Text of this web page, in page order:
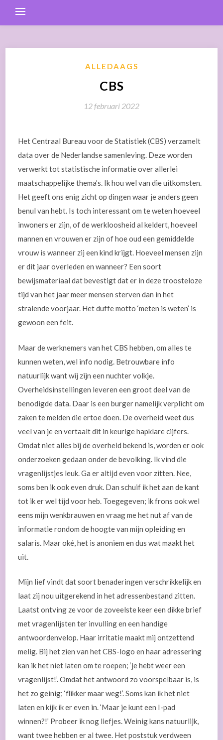
ALLEDAAGS
CBS
12 februari 2022
Het Centraal Bureau voor de Statistiek (CBS) verzamelt
data over de Nederlandse samenleving. Deze worden
verwerkt tot statistische informatie over allerlei
maatschappelijke thema’s. Ik hou wel van die uitkomsten.
Het geeft ons enig zicht op dingen waar je anders geen
benul van hebt. Is toch interessant om te weten hoeveel
inwoners er zijn, of de werkloosheid al keldert, hoeveel
mannen en vrouwen er zijn of hoe oud een gemiddelde
vrouw is wanneer zij een kind krijgt. Hoeveel mensen zijn
er dit jaar overleden en wanneer? Een soort
bewijsmateriaal dat bevestigt dat er in deze troosteloze
tijd van het jaar meer mensen sterven dan in het
stralende voorjaar. Het duffe motto ‘meten is weten’ is
gewoon een feit.
Maar de werknemers van het CBS hebben, om alles te
kunnen weten, wel info nodig. Betrouwbare info
natuurlijk want wij zijn een nuchter volkje.
Overheidsinstellingen leveren een groot deel van de
benodigde data. Daar is een burger namelijk verplicht om
zaken te melden die ertoe doen. De overheid weet dus
veel van je en vertaalt dit in keurige hapklare cijfers.
Omdat niet alles bij de overheid bekend is, worden er ook
onderzoeken gedaan onder de bevolking. Ik vind die
vragenlijstjes leuk. Ga er altijd even voor zitten. Nee,
soms ben ik ook even druk. Dan schuif ik het aan de kant
tot ik er wel tijd voor heb. Toegegeven; ik frons ook wel
eens mijn wenkbrauwen en vraag me het nut af van de
informatie rondom de hoogte van mijn opleiding en
salaris. Maar oké, het is anoniem en dus wat maakt het
uit.
Mijn lief vindt dat soort benaderingen verschrikkelijk en
laat zij nou uitgerekend in het adressenbestand zitten.
Laatst ontving ze voor de zoveelste keer een dikke brief
met vragenlijsten ter invulling en een handige
antwoordenvelop. Haar irritatie maakt mij ontzettend
melig. Bij het zien van het CBS-logo en haar adressering
kan ik het niet laten om te roepen; ‘je hebt weer een
vragenlijst!’. Omdat het antwoord zo voorspelbaar is, is
het zo geinig; ‘flikker maar weg!’. Soms kan ik het niet
laten en kijk ik er even in. ‘Maar je kunt een I-pad
winnen?!’ Probeer ik nog liefjes. Weinig kans natuurlijk,
want twee hebben er al twee. Het poststuk verdween